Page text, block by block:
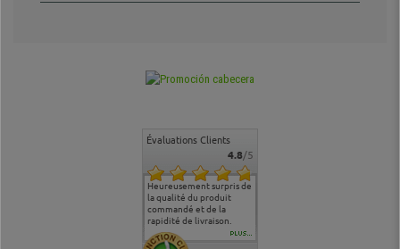
Évaluations Clients
4.8/5
Heureusement surpris de
la qualité du produit
commandé et de la
rapidité de livraison.
PLUS...